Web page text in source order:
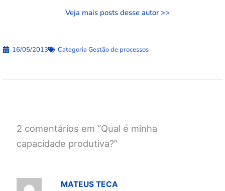
Veja mais posts desse autor >>
16/05/2013 Categoria Gestão de processos
2 comentários em “Qual é minha
capacidade produtiva?”
MATEUS TECA